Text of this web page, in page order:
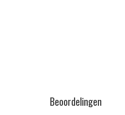
Beoordelingen